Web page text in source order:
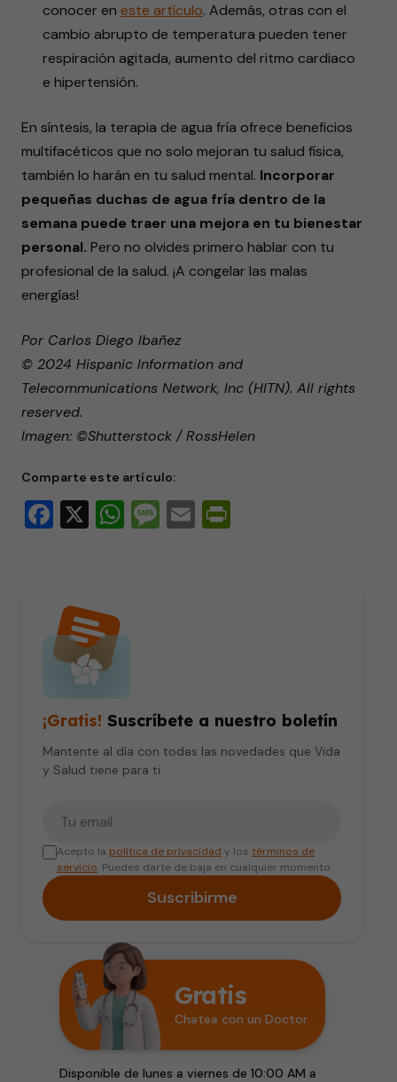
conocer en este artículo. Además, otras con el
cambio abrupto de temperatura pueden tener
respiración agitada, aumento del ritmo cardiaco
e hipertensión.
En síntesis, la terapia de agua fría ofrece beneficios
multifacéticos que no solo mejoran tu salud física,
también lo harán en tu salud mental. Incorporar
pequeñas duchas de agua fría dentro de la
semana puede traer una mejora en tu bienestar
personal. Pero no olvides primero hablar con tu
profesional de la salud. ¡A congelar las malas
energías!
Por Carlos Diego Ibañez
© 2024 Hispanic Information and
Telecommunications Network, Inc (HITN). All rights
reserved.
Imagen: ©Shutterstock / RossHelen
Comparte este artículo:
Facebook
X WhatsApp
Message
Email
¡Gratis! Suscríbete a nuestro boletín
Mantente al día con todas las novedades que Vida
y Salud tiene para ti.
Acepto la política de privacidad y los términos de
servicio. Puedes darte de baja en cualquier momento.
Suscribirme
Gratis
Chatea con un Doctor
Disponible de lunes a viernes de 10:00 AM a